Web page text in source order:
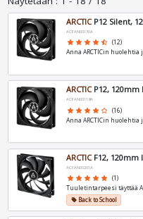
ARCTICP12 Silent,
ACFAN00130A
star star star star star_half (12)
Anna ARCTICin
ARCTICP12, 120mm
ACFAN00118A
star star star star star_border (16)
Anna ARCTICin
ARCTICF12, 120mm
ACFAN00201A
star star star star star (1)
Tuuletintarpeesi täyttää
local_offerBack to School